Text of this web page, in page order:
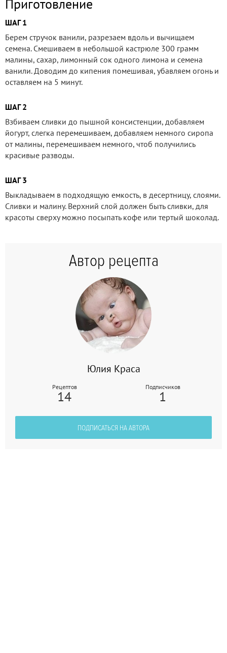
Приготовление
ШАГ 1
Берем стручок ванили, разрезаем вдоль и вычищаем
семена. Смешиваем в небольшой кастрюле 300 грамм
малины, сахар, лимонный сок одного лимона и семена
ванили. Доводим до кипения помешивая, убавляем огонь и
оставляем на 5 минут.
ШАГ 2
Взбиваем сливки до пышной консистенции, добавляем
йогурт, слегка перемешиваем, добавляем немного сиропа
от малины, перемешиваем немного, чтоб получились
красивые разводы.
ШАГ 3
Выкладываем в подходящую емкость, в десертницу, слоями.
Сливки и малину. Верхний слой должен быть сливки, для
красоты сверху можно посыпать кофе или тертый шоколад.
Автор рецепта
Юлия Краса
Рецептов
14
Подписчиков
1
ПОДПИСАТЬСЯ НА АВТОРА